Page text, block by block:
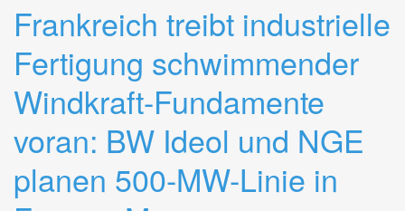
Frankreich treibt industrielle
Fertigung schwimmender
Windkraft-Fundamente
voran: BW Ideol und NGE
planen 500-MW-Linie in